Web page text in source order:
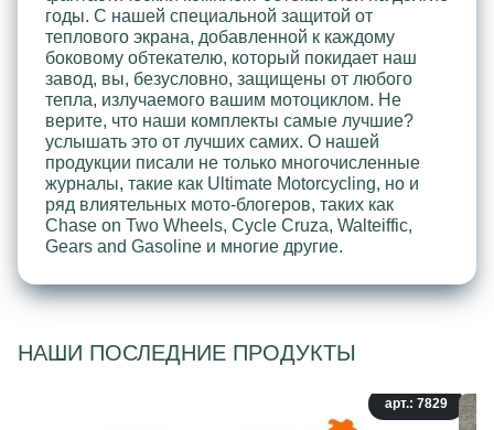
годы. С нашей специальной защитой от
теплового экрана, добавленной к каждому
боковому обтекателю, который покидает наш
завод, вы, безусловно, защищены от любого
тепла, излучаемого вашим мотоциклом. Не
верите, что наши комплекты самые лучшие?
услышать это от лучших самих. О нашей
продукции писали не только многочисленные
журналы, такие как Ultimate Motorcycling, но и
ряд влиятельных мото-блогеров, таких как
Chase on Two Wheels, Cycle Cruza, Walteiffic,
Gears and Gasoline и многие другие.
НАШИ ПОСЛЕДНИЕ ПРОДУКТЫ
арт.: 7829